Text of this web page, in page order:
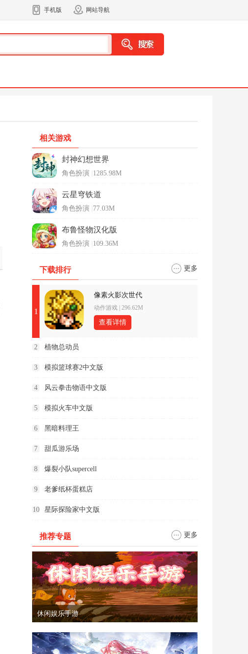
手机版 网站导航
相关游戏
封神幻想世界
角色扮演 1285.98M
云星穹铁道
角色扮演 77.03M
布鲁怪物汉化版
角色扮演 109.36M
下载排行 更多
1
像素火影次世代
动作游戏 296.62M
查看详情
2 植物总动员
3 模拟篮球赛2中文版
4 风云拳击物语中文版
5 模拟火车中文版
6 黑暗料理王
7 甜瓜游乐场
8 爆裂小队supercell
9 老爹纸杯蛋糕店
10 星际探险家中文版
推荐专题 更多
休闲娱乐手游